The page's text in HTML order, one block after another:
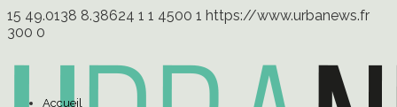
15 49.0138 8.38624 1 1 4500 1 https://www.urbanews.fr
300 0
Accueil